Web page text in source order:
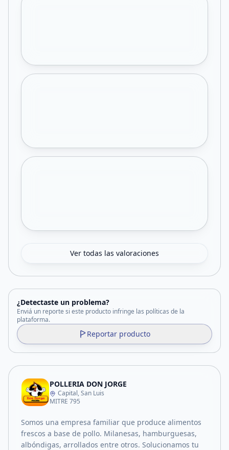
Ver todas las valoraciones
¿Detectaste un problema?
Enviá un reporte si este producto infringe las políticas de la
plataforma.
Reportar producto
POLLERIA DON JORGE
Capital, San Luis
MITRE 795
Somos una empresa familiar que produce alimentos
frescos a base de pollo. Milanesas, hamburguesas,
albóndigas, arrollados entre otros. Solucionamos tu